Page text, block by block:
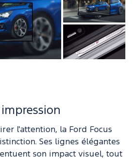
l'attention, la Ford Focus
Ses lignes élégantes
son impact visuel, tout